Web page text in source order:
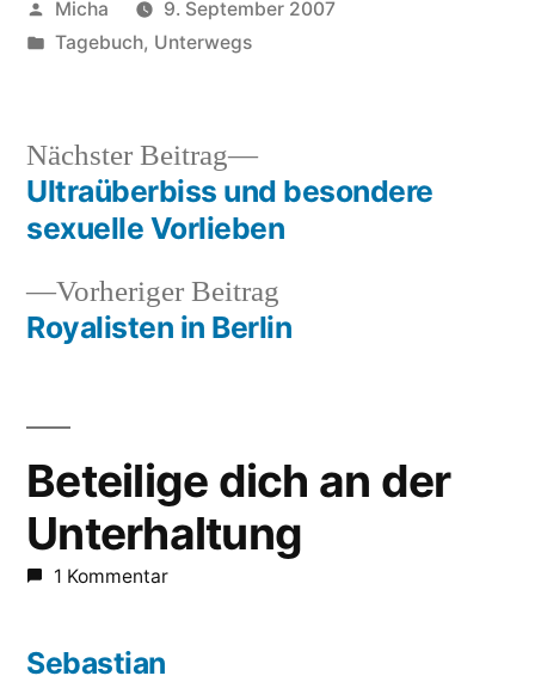
Veröffentlicht
von
Micha
9. September 2007
Veröffentlicht
Tagebuch, Unterwegs
Beitragsnavigation
Vorheriger Beitrag
Beitrag:
Royalisten in Berlin
Nächster Beitrag
Nächster
Beitrag:
Ultraüberbiss und besondere
sexuelle Vorlieben
Beteilige dich an der
Unterhaltung
1 Kommentar
Sebastian